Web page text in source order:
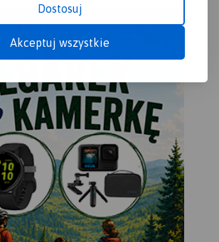
Dostosuj
Akceptuj wszystkie